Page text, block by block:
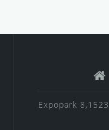
Expopark